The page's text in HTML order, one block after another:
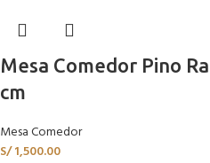
Mesa Comedor Pino
cm
Mesa Comedor
S/1,500.00